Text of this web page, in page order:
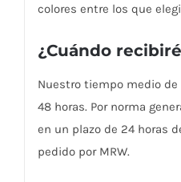
colores entre los que
¿Cuándo
Nuestro tiempo medio de
48 horas. Por norma
en un plazo de 24 horas
pedido por MRW.